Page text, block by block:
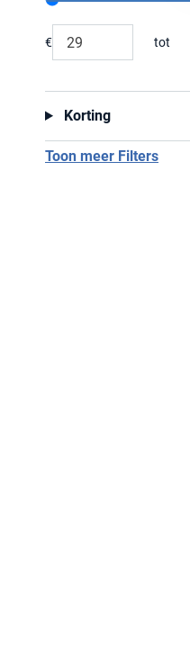
Range slider min value
Range slider max value
€
tot
Korting
Toon meer Filters